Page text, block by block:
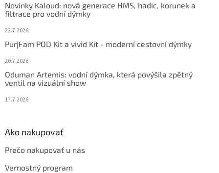
Novinky Kaloud: nová generace HMS, hadic, korunek a
filtrace pro vodní dýmky
23.7.2026
PurjFam POD Kit a vivid Kit - moderní cestovní dýmky
20.7.2026
Oduman Artemis: vodní dýmka, která povýšila zpětný
ventil na vizuální show
17.7.2026
Ako nakupovať
Prečo nakupovať u nás
Vernostný program